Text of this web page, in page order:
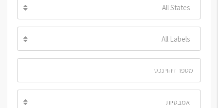
All States
All Labels
אמבטיות